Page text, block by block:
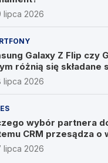
lipca 2026
Galaxy Z Flip czy
różnią się składane
lipca 2026
wybór partnera
CRM przesądza o
z Pawłem
lipca 2026